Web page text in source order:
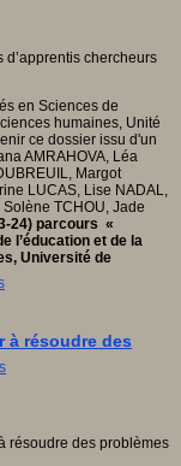
en Sciences de
humaines, Unité
ce dossier issu d'un
AMRAHOVA, Léa
Margot
LUCAS, Lise NADAL,
TCHOU, Jade
24) parcours «
l’éducation et de la
Université de
à résoudre des